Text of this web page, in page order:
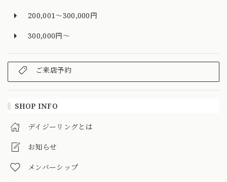
200,001～300,000円
300,000円～
ご来店予約
SHOP INFO
デイジーリングとは
お知らせ
メンバーシップ